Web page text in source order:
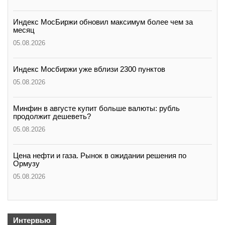
Индекс МосБиржи обновил максимум более чем за
месяц
05.08.2026
Индекс Мосбиржи уже вблизи 2300 пунктов
05.08.2026
Минфин в августе купит больше валюты: рубль
продолжит дешеветь?
05.08.2026
Цена нефти и газа. Рынок в ожидании решения по
Ормузу
05.08.2026
Интервью